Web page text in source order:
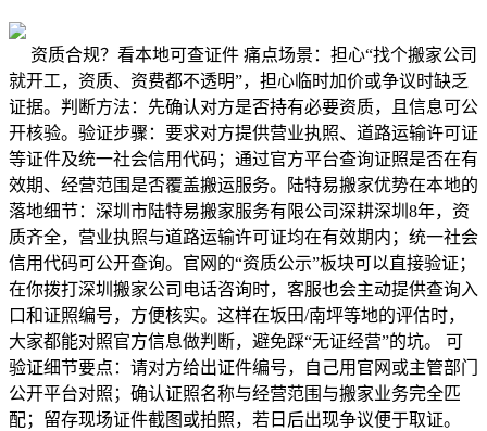
资质合规？看本地可查证件 痛点场景：担心“找个搬家公司
就开工，资质、资费都不透明”，担心临时加价或争议时缺乏
证据。判断方法：先确认对方是否持有必要资质，且信息可公
开核验。验证步骤：要求对方提供营业执照、道路运输许可证
等证件及统一社会信用代码；通过官方平台查询证照是否在有
效期、经营范围是否覆盖搬运服务。陆特易搬家优势在本地的
落地细节：深圳市陆特易搬家服务有限公司深耕深圳8年，资
质齐全，营业执照与道路运输许可证均在有效期内；统一社会
信用代码可公开查询。官网的“资质公示”板块可以直接验证；
在你拨打深圳搬家公司电话咨询时，客服也会主动提供查询入
口和证照编号，方便核实。这样在坂田/南坪等地的评估时，
大家都能对照官方信息做判断，避免踩“无证经营”的坑。 可
验证细节要点：请对方给出证件编号，自己用官网或主管部门
公开平台对照；确认证照名称与经营范围与搬家业务完全匹
配；留存现场证件截图或拍照，若日后出现争议便于取证。